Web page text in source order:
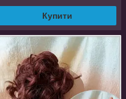
Купити